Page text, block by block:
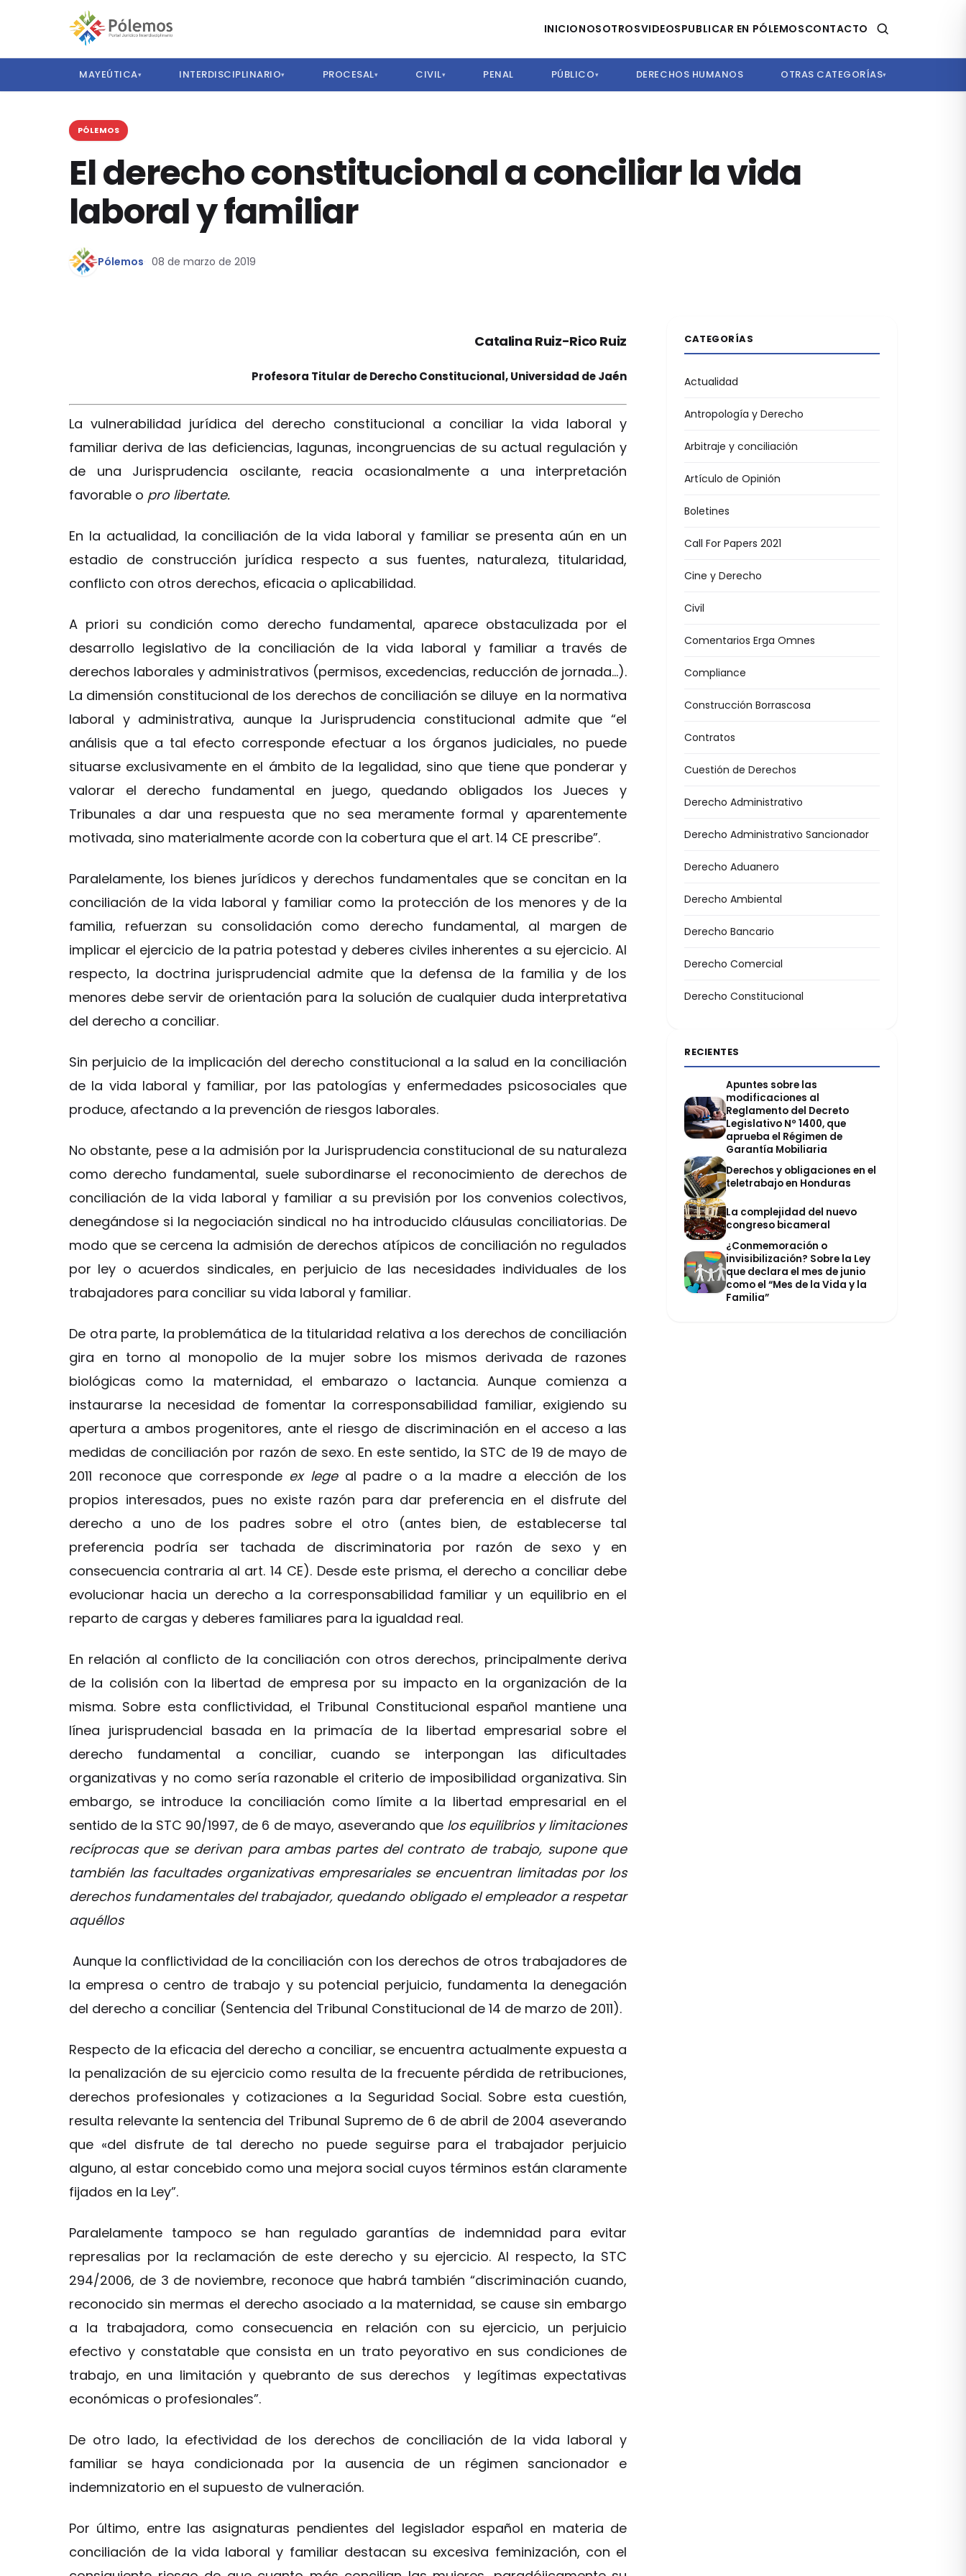
INICIONOSOTROSVIDEOSPUBLICAR EN PÓLEMOSCONTACTO
MAYEÚTICA▾ INTERDISCIPLINARIO▾ PROCESAL▾ CIVIL▾ PENAL PÚBLICO▾ DERECHOS HUMANOS OTRAS CATEGORÍAS▾
PÓLEMOS
El derecho constitucional a conciliar la vida
laboral y familiar
Pólemos 08 de marzo de 2019
Catalina Ruiz-Rico Ruiz
Profesora Titular de Derecho Constitucional, Universidad de Jaén
La vulnerabilidad jurídica del derecho constitucional a conciliar la vida laboral y
familiar deriva de las deficiencias, lagunas, incongruencias de su actual regulación y
de una Jurisprudencia oscilante, reacia ocasionalmente a una interpretación
favorable o pro libertate.
En la actualidad, la conciliación de la vida laboral y familiar se presenta aún en un
estadio de construcción jurídica respecto a sus fuentes, naturaleza, titularidad,
conflicto con otros derechos, eficacia o aplicabilidad.
A priori su condición como derecho fundamental, aparece obstaculizada por el
desarrollo legislativo de la conciliación de la vida laboral y familiar a través de
derechos laborales y administrativos (permisos, excedencias, reducción de jornada…).
La dimensión constitucional de los derechos de conciliación se diluye en la normativa
laboral y administrativa, aunque la Jurisprudencia constitucional admite que “el
análisis que a tal efecto corresponde efectuar a los órganos judiciales, no puede
situarse exclusivamente en el ámbito de la legalidad, sino que tiene que ponderar y
valorar el derecho fundamental en juego, quedando obligados los Jueces y
Tribunales a dar una respuesta que no sea meramente formal y aparentemente
motivada, sino materialmente acorde con la cobertura que el art. 14 CE prescribe”.
Paralelamente, los bienes jurídicos y derechos fundamentales que se concitan en la
conciliación de la vida laboral y familiar como la protección de los menores y de la
familia, refuerzan su consolidación como derecho fundamental, al margen de
implicar el ejercicio de la patria potestad y deberes civiles inherentes a su ejercicio. Al
respecto, la doctrina jurisprudencial admite que la defensa de la familia y de los
menores debe servir de orientación para la solución de cualquier duda interpretativa
del derecho a conciliar.
Sin perjuicio de la implicación del derecho constitucional a la salud en la conciliación
de la vida laboral y familiar, por las patologías y enfermedades psicosociales que
produce, afectando a la prevención de riesgos laborales.
No obstante, pese a la admisión por la Jurisprudencia constitucional de su naturaleza
como derecho fundamental, suele subordinarse el reconocimiento de derechos de
conciliación de la vida laboral y familiar a su previsión por los convenios colectivos,
denegándose si la negociación sindical no ha introducido cláusulas conciliatorias. De
modo que se cercena la admisión de derechos atípicos de conciliación no regulados
por ley o acuerdos sindicales, en perjuicio de las necesidades individuales de los
trabajadores para conciliar su vida laboral y familiar.
De otra parte, la problemática de la titularidad relativa a los derechos de conciliación
gira en torno al monopolio de la mujer sobre los mismos derivada de razones
biológicas como la maternidad, el embarazo o lactancia. Aunque comienza a
instaurarse la necesidad de fomentar la corresponsabilidad familiar, exigiendo su
apertura a ambos progenitores, ante el riesgo de discriminación en el acceso a las
medidas de conciliación por razón de sexo. En este sentido, la STC de 19 de mayo de
2011 reconoce que corresponde ex legeal padre o a la madre a elección de los
propios interesados, pues no existe razón para dar preferencia en el disfrute del
derecho a uno de los padres sobre el otro (antes bien, de establecerse tal
preferencia podría ser tachada de discriminatoria por razón de sexo y en
consecuencia contraria al art. 14 CE). Desde este prisma, el derecho a conciliar debe
evolucionar hacia un derecho a la corresponsabilidad familiar y un equilibrio en el
reparto de cargas y deberes familiares para la igualdad real.
En relación al conflicto de la conciliación con otros derechos, principalmente deriva
de la colisión con la libertad de empresa por su impacto en la organización de la
misma. Sobre esta conflictividad, el Tribunal Constitucional español mantiene una
línea jurisprudencial basada en la primacía de la libertad empresarial sobre el
derecho fundamental a conciliar, cuando se interpongan las dificultades
organizativas y no como sería razonable el criterio de imposibilidad organizativa. Sin
embargo, se introduce la conciliación como límite a la libertad empresarial en el
sentido de la STC 90/1997, de 6 de mayo, aseverando que los equilibrios y limitaciones
recíprocas que se derivan para ambas partes del contrato de trabajo, supone que
también las facultades organizativas empresariales se encuentran limitadas por los
derechos fundamentales del trabajador, quedando obligado el empleador a respetar
aquéllos
Aunque la conflictividad de la conciliación con los derechos de otros trabajadores de
la empresa o centro de trabajo y su potencial perjuicio, fundamenta la denegación
del derecho a conciliar (Sentencia del Tribunal Constitucional de 14 de marzo de 2011).
Respecto de la eficacia del derecho a conciliar, se encuentra actualmente expuesta a
la penalización de su ejercicio como resulta de la frecuente pérdida de retribuciones,
derechos profesionales y cotizaciones a la Seguridad Social. Sobre esta cuestión,
resulta relevante la sentencia del Tribunal Supremo de 6 de abril de 2004 aseverando
que «del disfrute de tal derecho no puede seguirse para el trabajador perjuicio
alguno, al estar concebido como una mejora social cuyos términos están claramente
fijados en la Ley”.
Paralelamente tampoco se han regulado garantías de indemnidad para evitar
represalias por la reclamación de este derecho y su ejercicio. Al respecto, la STC
294/2006, de 3 de noviembre, reconoce que habrá también “discriminación cuando,
reconocido sin mermas el derecho asociado a la maternidad, se cause sin embargo
a la trabajadora, como consecuencia en relación con su ejercicio, un perjuicio
efectivo y constatable que consista en un trato peyorativo en sus condiciones de
trabajo, en una limitación y quebranto de sus derechos y legítimas expectativas
económicas o profesionales”.
De otro lado, la efectividad de los derechos de conciliación de la vida laboral y
familiar se haya condicionada por la ausencia de un régimen sancionador e
indemnizatorio en el supuesto de vulneración.
Por último, entre las asignaturas pendientes del legislador español en materia de
conciliación de la vida laboral y familiar destacan su excesiva feminización, con el
CATEGORÍAS
Actualidad
Antropología y Derecho
Arbitraje y conciliación
Artículo de Opinión
Boletines
Call For Papers 2021
Cine y Derecho
Civil
Comentarios Erga Omnes
Compliance
Construcción Borrascosa
Contratos
Cuestión de Derechos
Derecho Administrativo
Derecho Administrativo Sancionador
Derecho Aduanero
Derecho Ambiental
Derecho Bancario
Derecho Comercial
Derecho Constitucional
RECIENTES
Apuntes sobre las
modificaciones al
Reglamento del Decreto
Legislativo Nº 1400, que
aprueba el Régimen de
Garantía Mobiliaria
Derechos y obligaciones en el
teletrabajo en Honduras
La complejidad del nuevo
congreso bicameral
¿Conmemoración o
invisibilización? Sobre la Ley
que declara el mes de junio
como el “Mes de la Vida y la
Familia”